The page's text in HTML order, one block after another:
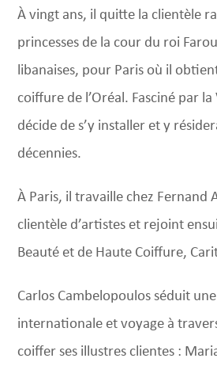
À vingt ans, il quitte la clientèle
princesses de la cour du roi
libanaises, pour Paris où il
coiffure de l’Oréal. Fasciné par
décide de s’y installer et y
décennies.
À Paris, il travaille chez Fernand
clientèle d’artistes et rejoint
Beauté et de Haute Coiffure,
Carlos Cambelopoulos séduit
internationale et voyage à
coiffer ses illustres clientes :